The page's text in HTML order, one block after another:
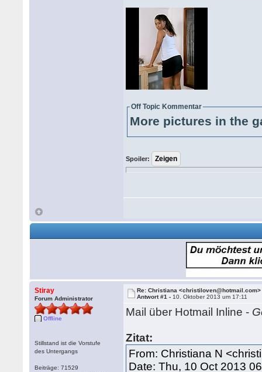
Off Topic Kommentar
More pictures in the
Spoiler:
Stiray
Forum Administrator
Offline
Stillstand ist die Vorstufe
des Untergangs
Beiträge: 71529
Re: Christiana <christiloven@hotmail.com>
Antwort #1 - 10. Oktober 2013 um 17:11
Mail über Hotmail Inline -
Zitat:
From: Christiana N
Date: Thu, 10 Oct 2013